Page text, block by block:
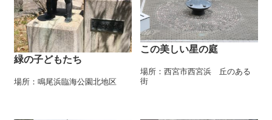
緑の子どもたち
場所：鳴尾浜臨海公園北地区
この美しい星の庭
場所：西宮市西宮浜 丘のある
街